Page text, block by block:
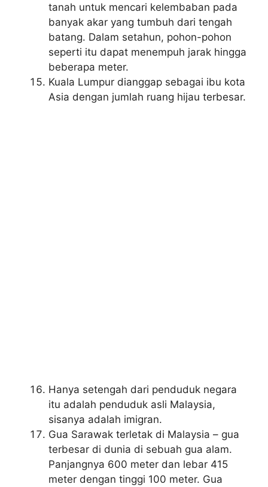
tanah untuk mencari kelembaban pada
banyak akar yang tumbuh dari tengah
batang. Dalam setahun, pohon-pohon
seperti itu dapat menempuh jarak hingga
beberapa meter.
Kuala Lumpur dianggap sebagai ibu kota
Asia dengan jumlah ruang hijau terbesar.
Hanya setengah dari penduduk negara
itu adalah penduduk asli Malaysia,
sisanya adalah imigran.
Gua Sarawak terletak di Malaysia – gua
terbesar di dunia di sebuah gua alam.
Panjangnya 600 meter dan lebar 415
meter dengan tinggi 100 meter. Gua